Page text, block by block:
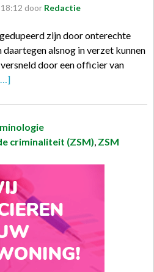
18:12 door Redactie
zijn door onterechte
alsnog in verzet kunnen
door een officier van
…]
criminaliteit (ZSM), ZSM